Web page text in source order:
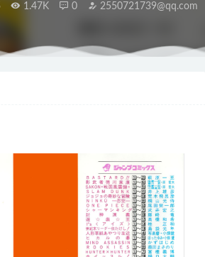
1.47K 0 2550721739@qq.com